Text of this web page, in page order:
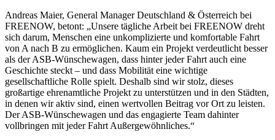
Andreas Maier, General Manager Deutschland & Österreich bei
FREENOW, betont: „Unsere tägliche Arbeit bei FREENOW dreht
sich darum, Menschen eine unkomplizierte und komfortable Fahrt
von A nach B zu ermöglichen. Kaum ein Projekt verdeutlicht besser
als der ASB-Wünschewagen, dass hinter jeder Fahrt auch eine
Geschichte steckt – und dass Mobilität eine wichtige
gesellschaftliche Rolle spielt. Deshalb sind wir stolz, dieses
großartige ehrenamtliche Projekt zu unterstützen und in den Städten,
in denen wir aktiv sind, einen wertvollen Beitrag vor Ort zu leisten.
Der ASB-Wünschewagen und das engagierte Team dahinter
vollbringen mit jeder Fahrt Außergewöhnliches.“